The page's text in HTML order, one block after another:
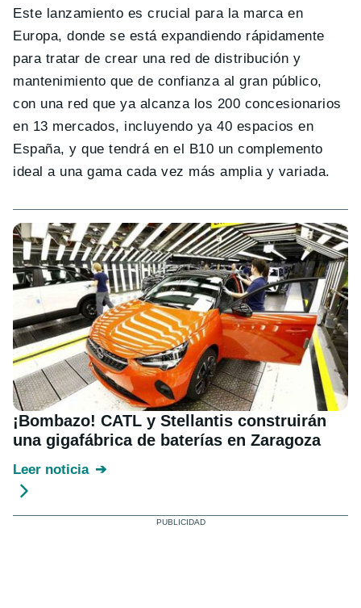
Este lanzamiento es crucial para la marca en
Europa, donde se está expandiendo rápidamente
para tratar de crear una red de distribución y
mantenimiento que de confianza al gran público,
con una red que ya alcanza los 200 concesionarios
en 13 mercados, incluyendo ya 40 espacios en
España, y que tendrá en el B10 un complemento
ideal a una gama cada vez más amplia y variada.
¡Bombazo! CATL y Stellantis construirán
una gigafábrica de baterías en Zaragoza
Leer noticia